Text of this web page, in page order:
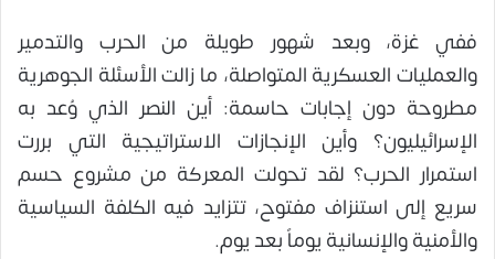
ففي غزة، وبعد شهور طويلة من الحرب والتدمير
والعمليات العسكرية المتواصلة، ما زالت الأسئلة الجوهرية
مطروحة دون إجابات حاسمة: أين النصر الذي وُعد به
الإسرائيليون؟ وأين الإنجازات الاستراتيجية التي بررت
استمرار الحرب؟ لقد تحولت المعركة من مشروع حسم
سريع إلى استنزاف مفتوح، تتزايد فيه الكلفة السياسية
والأمنية والإنسانية يوماً بعد يوم.